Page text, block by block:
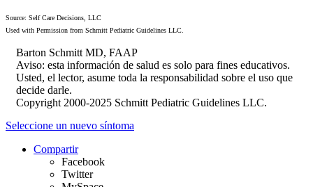
Source: Self Care Decisions, LLC
Used with Permission from Schmitt Pediatric Guidelines LLC.
Barton Schmitt MD, FAAP
Aviso: esta información de salud es solo para fines educativos.
Usted, el lector, asume toda la responsabilidad sobre el uso que
decide darle.
Copyright 2000-2025 Schmitt Pediatric Guidelines LLC.
Seleccione un nuevo síntoma
Compartir
Facebook
Twitter